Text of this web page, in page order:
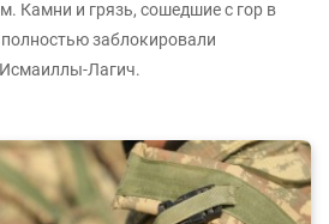
Камни и грязь, сошедшие с гор в
полностью заблокировали
Лагич.